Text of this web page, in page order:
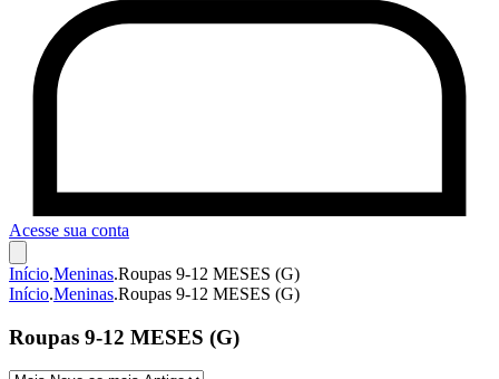
Acesse sua conta
Início.Meninas.Roupas 9-12 MESES (G)
Início.Meninas.Roupas 9-12 MESES (G)
Roupas 9-12 MESES (G)